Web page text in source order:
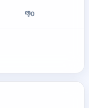
👎0